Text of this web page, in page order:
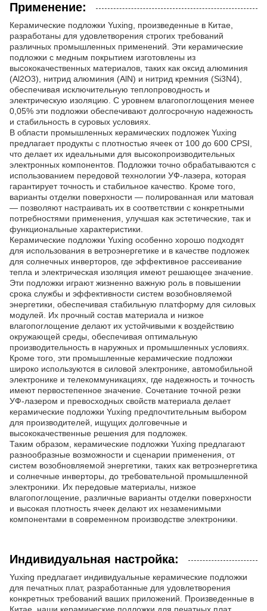
Применение:
Керамические подложки Yuxing, произведенные в Китае,
разработаны для удовлетворения строгих требований
различных промышленных применений. Эти керамические
подложки с медным покрытием изготовлены из
высококачественных материалов, таких как оксид алюминия
(Al2O3), нитрид алюминия (AlN) и нитрид кремния (Si3N4),
обеспечивая исключительную теплопроводность и
электрическую изоляцию. С уровнем влагопоглощения менее
0,05% эти подложки обеспечивают долгосрочную надежность
и стабильность в суровых условиях.
В области промышленных керамических подложек Yuxing
предлагает продукты с плотностью ячеек от 100 до 600 CPSI,
что делает их идеальными для высокопроизводительных
электронных компонентов. Подложки точно обрабатываются с
использованием передовой технологии УФ-лазера, которая
гарантирует точность и стабильное качество. Кроме того,
варианты отделки поверхности — полированная или матовая
— позволяют настраивать их в соответствии с конкретными
потребностями применения, улучшая как эстетические, так и
функциональные характеристики.
Керамические подложки Yuxing особенно хорошо подходят
для использования в ветроэнергетике и в качестве подложек
для солнечных инверторов, где эффективное рассеивание
тепла и электрическая изоляция имеют решающее значение.
Эти подложки играют жизненно важную роль в повышении
срока службы и эффективности систем возобновляемой
энергетики, обеспечивая стабильную платформу для силовых
модулей. Их прочный состав материала и низкое
влагопоглощение делают их устойчивыми к воздействию
окружающей среды, обеспечивая оптимальную
производительность в наружных и промышленных условиях.
Кроме того, эти промышленные керамические подложки
широко используются в силовой электронике, автомобильной
электронике и телекоммуникациях, где надежность и точность
имеют первостепенное значение. Сочетание точной резки
УФ-лазером и превосходных свойств материала делает
керамические подложки Yuxing предпочтительным выбором
для производителей, ищущих долговечные и
высококачественные решения для подложек.
Таким образом, керамические подложки Yuxing предлагают
разнообразные возможности и сценарии применения, от
систем возобновляемой энергетики, таких как ветроэнергетика
и солнечные инверторы, до требовательной промышленной
электроники. Их передовые материалы, низкое
влагопоглощение, различные варианты отделки поверхности
и высокая плотность ячеек делают их незаменимыми
компонентами в современном производстве электроники.
Индивидуальная настройка:
Yuxing предлагает индивидуальные керамические подложки
для печатных плат, разработанные для удовлетворения
конкретных требований ваших приложений. Произведенные в